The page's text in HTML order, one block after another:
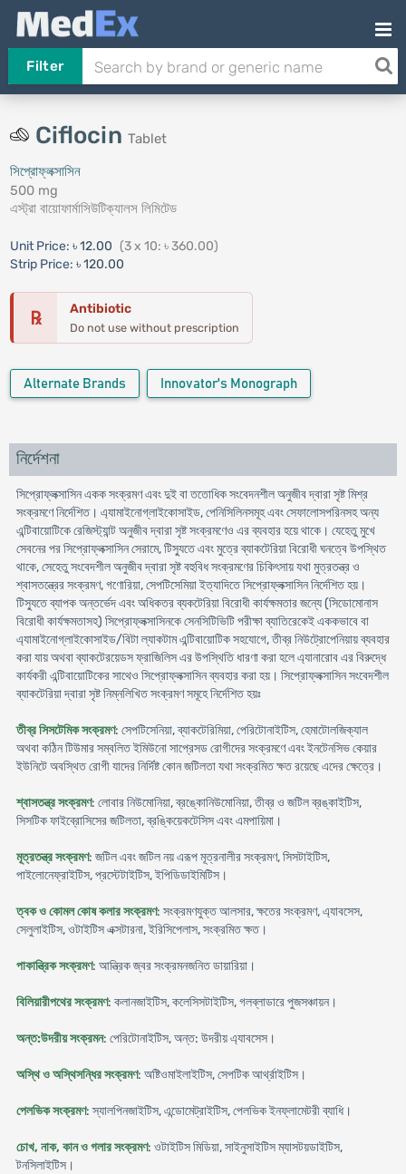
Filter
Ciflocin Tablet
সিপ্রোফ্লক্সাসিন
500 mg
এস্ট্রা বায়োফার্মাসিউটিক্যালস লিমিটেড
Unit Price: ৳ 12.00 (3 x 10: ৳ 360.00)
Strip Price: ৳ 120.00
℞ Antibiotic
Do not use without prescription
Alternate Brands Innovator's Monograph
নির্দেশনা
সিপ্রোফ্লক্সাসিন একক সংক্রমণ এবং দুই বা ততোধিক সংবেদনশীল অনুজীব দ্বারা সৃষ্ট মিশ্র
সংক্রমণে নির্দেশিত। এ্যামাইনোগ্লাইকোসাইড, পেনিসিলিনসমূহ এবং সেফালোসপরিনসহ অন্য
এন্টিবায়োটিকে রেজিস্ট্যান্ট অনুজীব দ্বারা সৃষ্ট সংক্রমণেও এর ব্যবহার হয়ে থাকে। যেহেতু মুখে
সেবনের পর সিপ্রোফ্লক্সাসিন সেরামে, টিস্যুতে এবং মুত্রে ব্যাকটেরিয়া বিরোধী ঘনত্বে উপস্থিত
থাকে, সেহেতু সংবেদশীল অনুজীব দ্বারা সৃষ্ট বহুবিধ সংক্রমণের চিকিৎসায় যথা মুত্রতন্ত্র ও
শ্বাসতন্ত্রের সংক্রমণ, গণোরিয়া, সেপটিসেমিয়া ইত্যাদিতে সিপ্রোফ্লক্সাসিন নির্দেশিত হয়।
টিস্যুতে ব্যাপক অন্তর্ভেদ এবং অধিকতর ব্যকটেরিয়া বিরোধী কার্যক্ষমতার জন্যে (সিডোমোনাস
বিরোধী কার্যক্ষমতাসহ) সিপ্রোফ্লক্সাসিনকে সেনসিটিভিটি পরীক্ষা ব্যাতিরেকেই এককভাবে বা
এ্যামাইনোগ্লাইকোসাইড/বিটা ল্যাকটাম এন্টিবায়োটিক সহযোগে, তীব্র নিউট্রোপেনিয়ায় ব্যবহার
করা যায় অথবা ব্যাকটেরয়েডস ফ্রাজিলিস এর উপস্থিতি ধারণা করা হলে এ্যানারোব এর বিরুদ্ধে
কার্যকরী এন্টিবায়োটিকের সাথেও সিপ্রোফ্লক্সাসিন ব্যবহার করা হয়। সিপ্রোফ্লক্সাসিন সংবেদশীল
ব্যাকটেরিয়া দ্বারা সৃষ্ট নিম্নলিখিত সংক্রমণ সমূহে নির্দেশিত হয়ঃ
তীব্র সিসটেমিক সংক্রমণ: সেপটিসেনিয়া, ব্যাকটেরিমিয়া, পেরিটোনাইটিস, হেমাটোলজিক্যাল
অথবা কঠিন টিউমার সম্বলিত ইমিউনো সাপ্রেসড রোগীদের সংক্রমণে এবং ইনটেনসিভ কেয়ার
ইউনিটে অবস্থিত রোগী যাদের নির্দিষ্ট কোন জটিলতা যথা সংক্রমিত ক্ষত রয়েছে এদের ক্ষেত্রে।
শ্বাসতন্ত্র সংক্রমণ: লোবার নিউমোনিয়া, ব্রঙ্কোনিউমোনিয়া, তীব্র ও জটিল ব্রঙ্কাইটিস,
সিসটিক ফাইব্রোসিসের জটিলতা, ব্রঙ্কিয়েকটেসিস এবং এমপায়িমা।
মূত্রতন্ত্র সংক্রমণ: জটিল এবং জটিল নয় এরূপ মূত্রনালীর সংক্রমণ, সিসটাইটিস,
পাইলোনেফ্রাইটিস, প্রস্টেটাইটিস, ইপিডিডাইমিটিস।
ত্বক ও কোমল কোষ কলার সংক্রমণ: সংক্রমণযুক্ত আলসার, ক্ষতের সংক্রমণ, এ্যাবসেস,
সেলুলাইটিস, ওটাইটিস এক্সটারনা, ইরিসিপেলাস, সংক্রমিত ক্ষত।
পাকান্ত্রিক সংক্রমণ: আন্ত্রিক জ্বর সংক্রমনজনিত ডায়ারিয়া।
বিলিয়ারীপথের সংক্রমণ: কলানজাইটিস, কলেসিসটাইটিস, গলব্লাডারে পুজসঞ্চায়ন।
অন্ত:উদরীয় সংক্রমন: পেরিটোনাইটিস, অন্ত: উদরীয় এ্যাবসেস।
অস্থি ও অস্থিসন্ধির সংক্রমণ: অষ্টিওমাইলাইটিস, সেপটিক আর্থ্রাইটিস।
পেলভিক সংক্রমণ: স্যালপিনজাইটিস, এন্ডোমেট্রাইটিস, পেলভিক ইনফ্লামেটরী ব্যাধি।
চোখ, নাক, কান ও গলার সংক্রমণ: ওটাইটিস মিডিয়া, সাইনুসাইটিস ম্যাসটয়ডাইটিস,
টনসিলাইটিস।